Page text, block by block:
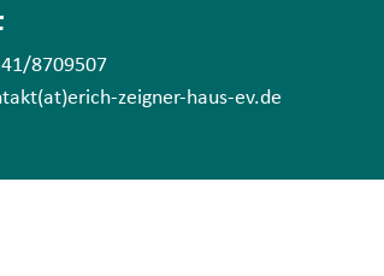
8709507
zeigner-haus-ev.de